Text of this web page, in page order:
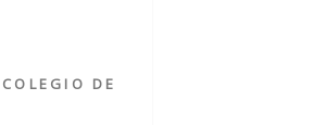
COLEGIO DE